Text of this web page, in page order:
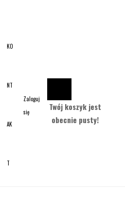
KO
NT
AK
T
Zaloguj
się
Twój koszyk jest
obecnie pusty!